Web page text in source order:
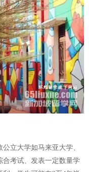
立大学如马来亚大学、
合考试、发表一定数量学